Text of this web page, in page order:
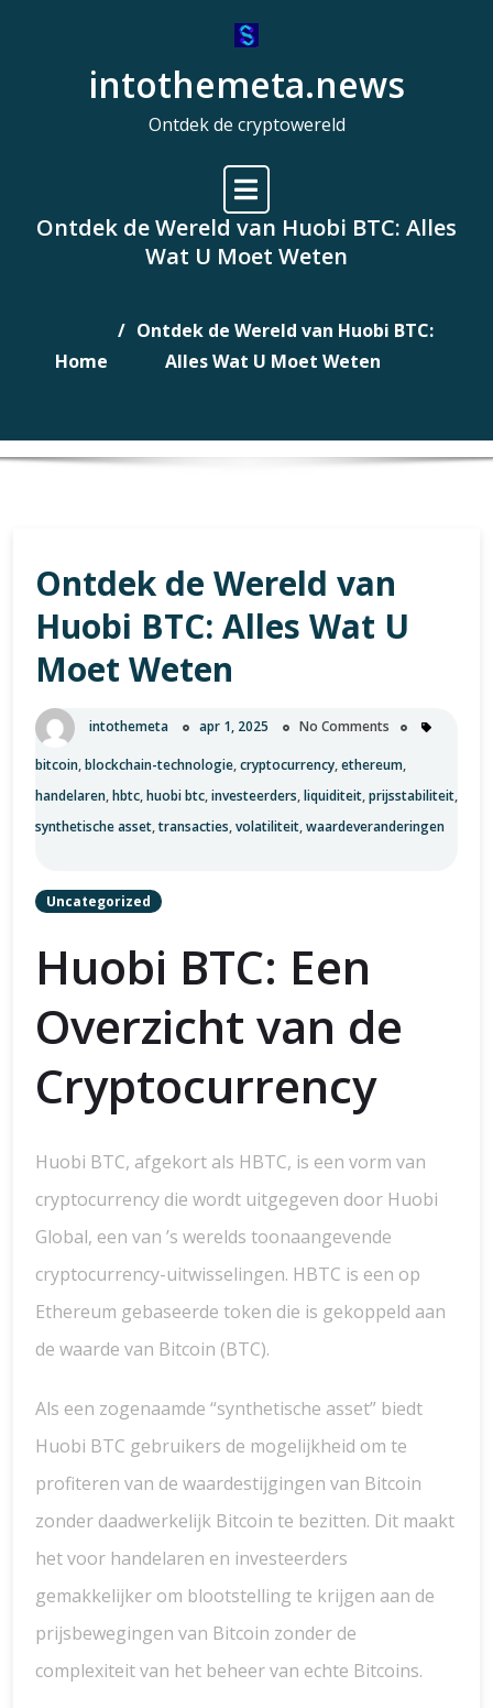
intothemeta.news
Ontdek de cryptowereld
Ontdek de Wereld van Huobi BTC: Alles
Wat U Moet Weten
Home
Ontdek de Wereld van Huobi BTC:
Alles Wat U Moet Weten
Ontdek de Wereld van
Huobi BTC: Alles Wat U
Moet Weten
intothemeta apr 1, 2025 No Comments
bitcoin,blockchain-technologie,cryptocurrency,ethereum,
handelaren,hbtc,huobi btc,investeerders,liquiditeit,prijsstabiliteit,
synthetische asset,transacties,volatiliteit,waardeveranderingen
Uncategorized
Huobi BTC: Een
Overzicht van de
Cryptocurrency
Huobi BTC, afgekort als HBTC, is een vorm van
cryptocurrency die wordt uitgegeven door Huobi
Global, een van ’s werelds toonaangevende
cryptocurrency-uitwisselingen. HBTC is een op
Ethereum gebaseerde token die is gekoppeld aan
de waarde van Bitcoin (BTC).
Als een zogenaamde “synthetische asset” biedt
Huobi BTC gebruikers de mogelijkheid om te
profiteren van de waardestijgingen van Bitcoin
zonder daadwerkelijk Bitcoin te bezitten. Dit maakt
het voor handelaren en investeerders
gemakkelijker om blootstelling te krijgen aan de
prijsbewegingen van Bitcoin zonder de
complexiteit van het beheer van echte Bitcoins.